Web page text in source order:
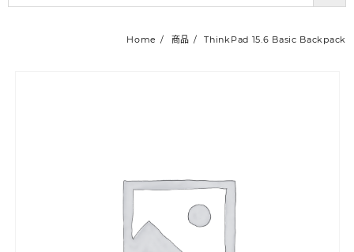
Home 商品 ThinkPad 15.6 Basic Backpack